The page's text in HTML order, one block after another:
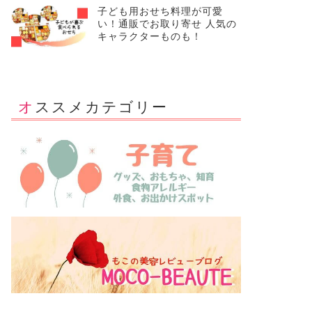
子ども用おせち料理が可愛
い！通販でお取り寄せ 人気の
キャラクターものも！
オススメカテゴリー